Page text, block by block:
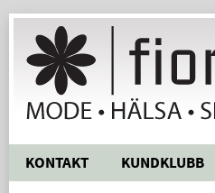
KONTAKT KUNDKLUBB